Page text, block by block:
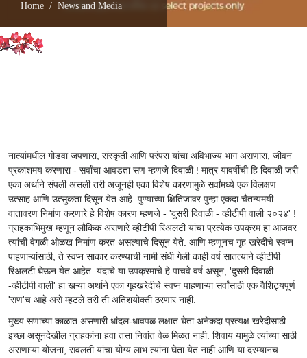
Home News and Media
नात्यांमधील गोडवा जपणारा, संस्कृती आणि परंपरा यांचा अविभाज्य भाग असणारा, जीवन
प्रकाशमय करणारा - सर्वांचा आवडता सण म्हणजे दिवाळी ! मात्र यावर्षीची हि दिवाळी जरी
एका अर्थाने संपली असली तरी अजूनही एका विशेष कारणामुळे सर्वांमध्ये एक विलक्षण
उत्साह आणि उत्सुकता दिसून येत आहे. पुण्याच्या क्षितिजावर पुन्हा एकदा चैतन्यमयी
वातावरण निर्माण करणारे हे विशेष कारण म्हणजे - 'दुसरी दिवाळी - व्हीटीपी वाली २०२४' !
ग्राहकाभिमुख म्हणून लौकिक असणारे व्हीटीपी रिअलटी यांचा प्रत्येक उपक्रम हा आजवर
त्यांची वेगळी ओळख निर्माण करत असल्याचे दिसून येते. आणि म्हणूनच गृह खरेदीचे स्वप्न
पाहणाऱ्यांसाठी, ते स्वप्न साकार करण्याची नामी संधी गेली काही वर्ष सातत्याने व्हीटीपी
रिअलटी घेऊन येत आहेत. यंदाचे या उपक्रमाचे हे पाचवे वर्ष असून, 'दुसरी दिवाळी
-व्हीटीपी वाली' हा खऱ्या अर्थाने एका गृहखरेदीचे स्वप्न पाहणाऱ्या सर्वांसाठी एक वैशिट्यपूर्ण
'सण'च आहे असे म्हटले तरी ती अतिशयोक्ती ठरणार नाही.
मुख्य सणाच्या काळात असणारी धांदल-धावपळ लक्षात घेता अनेकदा प्रत्यक्ष खरेदीसाठी
इच्छा असूनदेखील ग्राहकांना हवा तसा निवांत वेळ मिळत नाही. शिवाय यामुळे त्यांच्या साठी
असणाऱ्या योजना, सवलती यांचा योग्य लाभ त्यांना घेता येत नाही आणि या दरम्यानच